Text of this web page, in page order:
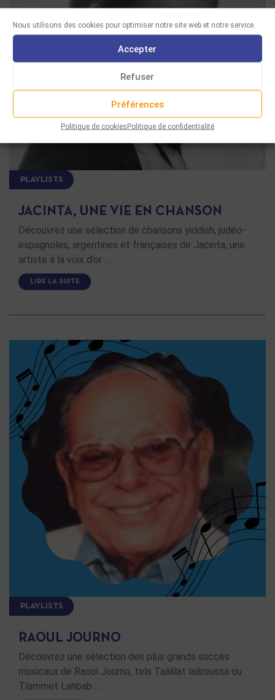
Nous utilisons des cookies pour optimiser notre site web et notre service.
Accepter
Refuser
Préférences
Politique de cookiesPolitique de confidentialité
PLAYLISTS
JACINTA, UNE VIE EN CHANSON
Découvrez une sélection de chansons yiddish, judéo-
espagnoles, argentines et françaises de Jacinta, une
artiste à la voix d’or …
LIRE LA SUITE
PLAYLISTS
RAOUL JOURNO
Découvrez une sélection des plus grands succès
musicaux de Raoul Journo, tels Taâlilat laâroussa ou
Tlammet Lahbab …